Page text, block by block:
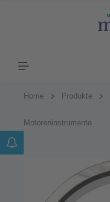
Home Produkte
Motoreninstrumente